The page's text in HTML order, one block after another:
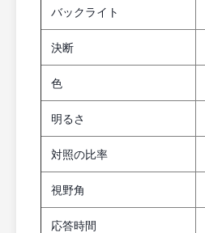
バックライト
決断
色
明るさ
対照の比率
視野角
応答時間